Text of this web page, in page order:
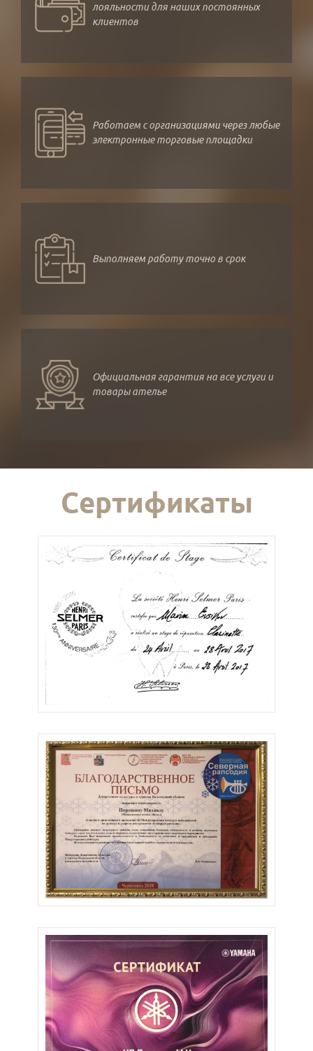
лояльности для наших постоянных
клиентов
Работаем с организациями через любые
электронные торговые площадки
Выполняем работу точно в срок
Официальная гарантия на все услуги и
товары ателье
Сертификаты